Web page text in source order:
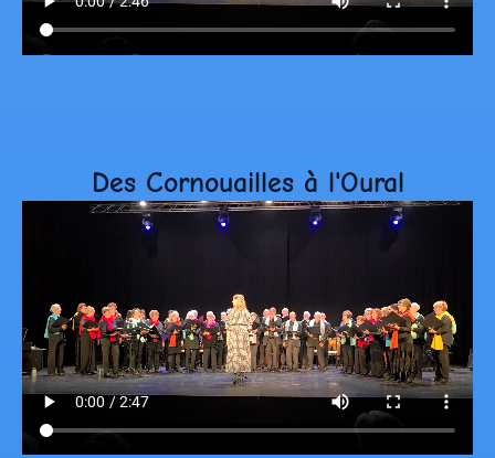
Des Cornouailles à l'Oural